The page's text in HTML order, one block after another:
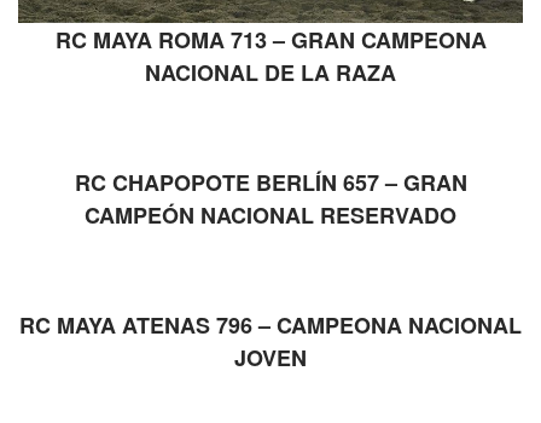
RC MAYA ROMA 713 – GRAN CAMPEONA
NACIONAL DE LA RAZA
RC CHAPOPOTE BERLÍN 657 – GRAN
CAMPEÓN NACIONAL RESERVADO
RC MAYA ATENAS 796 – CAMPEONA NACIONAL
JOVEN